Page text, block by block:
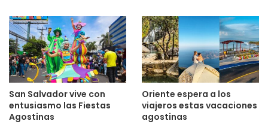
San Salvador vive con
entusiasmo las Fiestas
Agostinas
Oriente espera a los
viajeros estas vacaciones
agostinas